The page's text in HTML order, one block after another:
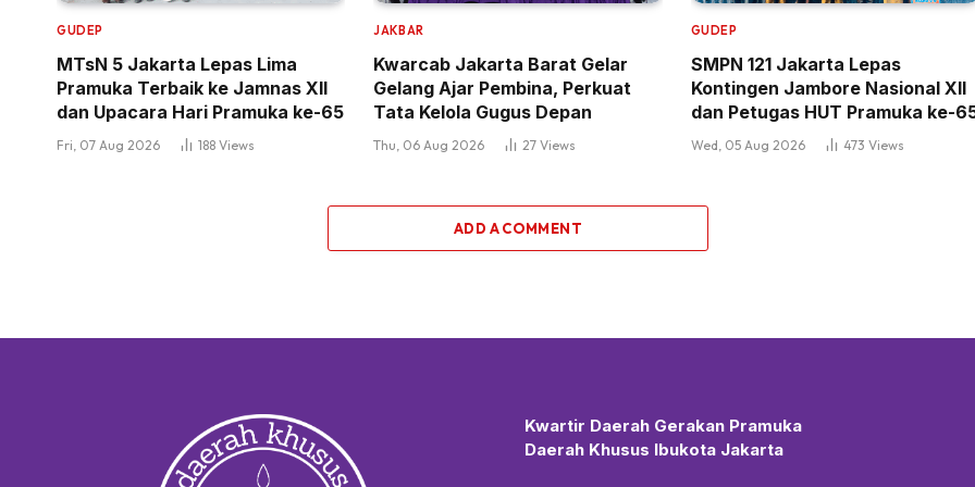
GUDEP
MTsN 5 Jakarta Lepas Lima
Pramuka Terbaik ke Jamnas XII
dan Upacara Hari Pramuka ke-65
Fri, 07 Aug 2026 188 Views
JAKBAR
Kwarcab Jakarta Barat Gelar
Gelang Ajar Pembina, Perkuat
Tata Kelola Gugus Depan
Thu, 06 Aug 2026 27Views
GUDEP
SMPN 121 Jakarta Lepas
Kontingen Jambore Nasional XII
dan Petugas HUT Pramuka ke-
Wed, 05 Aug 2026 473 Views
ADD A COMMENT
Kwartir Daerah Gerakan Pramuka
Daerah Khusus Ibukota Jakarta